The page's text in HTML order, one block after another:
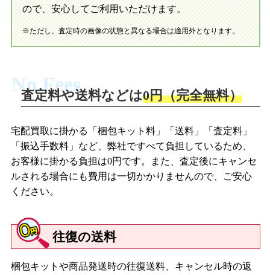
ので、安心してご利用いただけます。
※ただし、査定時の画像の状態と異なる場合は適用外となります。
No Fees
査定料や送料などは0円（完全無料）
宅配買取に掛かる「梱包キット料」「送料」「査定料」
「振込手数料」など、弊社ですべて負担しているため、
お客様に掛かる負担は0円です。また、査定後にキャンセ
ルされる場合にも費用は一切かかりませんので、ご安心
ください。
往復の送料
梱包キットや商品発送時の往復送料、キャンセル時の返